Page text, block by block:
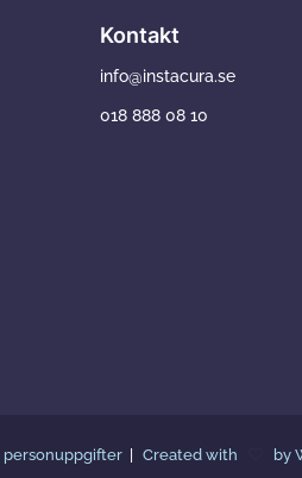
Kontakt
info@instacura.se
018 888 08 10
personuppgifter Created with by